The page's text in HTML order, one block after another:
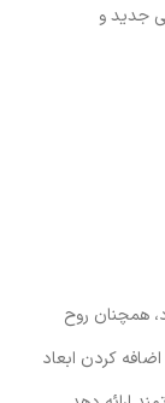
جدید و
همچنان روح
کردن ابعاد